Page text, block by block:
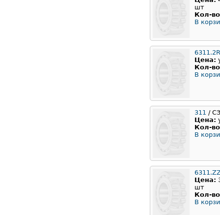
шт
Кол-
В
Цена:
Кол-
В
311 /
Цена:
Кол-
В
Цена:
шт
Кол-
В